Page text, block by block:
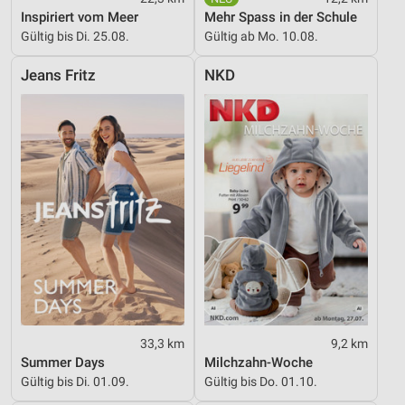
Inspiriert vom Meer
Gültig bis Di. 25.08.
Mehr Spass in der Schule
Gültig ab Mo. 10.08.
Jeans Fritz
33,3 km
Summer Days
Gültig bis Di. 01.09.
NKD
9,2 km
Milchzahn-Woche
Gültig bis Do. 01.10.
Geräte anhand von aktiv angeforderten
Informationen identifizieren
Notwendig
Performance
Funktional
Werbung